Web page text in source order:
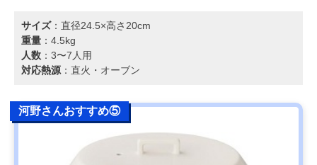
サイズ：直径24.5×高さ20cm
重量 ：4.5kg
人数 ：3〜7人用
対応熱源 ：直火・オーブン
河野さんおすすめ⑤